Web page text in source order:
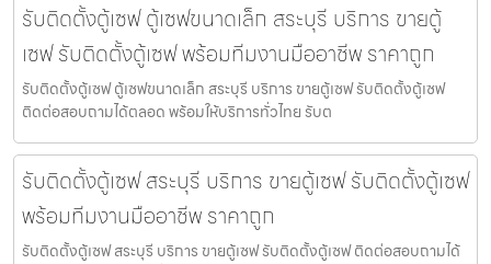
รับติดตั้งตู้เซฟ ตู้เซฟขนาดเล็ก สระบุรี บริการ ขายตู้
เซฟ รับติดตั้งตู้เซฟ พร้อมทีมงานมืออาชีพ ราคาถูก
รับติดตั้งตู้เซฟ ตู้เซฟขนาดเล็ก สระบุรี บริการ ขายตู้เซฟ รับติดตั้งตู้เซฟ
ติดต่อสอบถามได้ตลอด พร้อมให้บริการทั่วไทย รับต
รับติดตั้งตู้เซฟ สระบุรี บริการ ขายตู้เซฟ รับติดตั้งตู้เซฟ
พร้อมทีมงานมืออาชีพ ราคาถูก
รับติดตั้งตู้เซฟ สระบุรี บริการ ขายตู้เซฟ รับติดตั้งตู้เซฟ ติดต่อสอบถามได้